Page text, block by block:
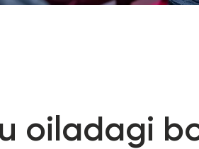
oiladagi